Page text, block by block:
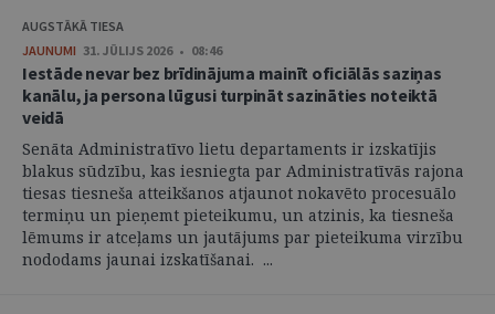
AUGSTĀKĀ TIESA
JAUNUMI 31. JŪLIJS 2026 • 08:46
Iestāde nevar bez brīdinājuma mainīt oficiālās saziņas
kanālu, ja persona lūgusi turpināt sazināties noteiktā
veidā
Senāta Administratīvo lietu departaments ir izskatījis
blakus sūdzību, kas iesniegta par Administratīvās rajona
tiesas tiesneša atteikšanos atjaunot nokavēto procesuālo
termiņu un pieņemt pieteikumu, un atzinis, ka tiesneša
lēmums ir atceļams un jautājums par pieteikuma virzību
nododams jaunai izskatīšanai. ...